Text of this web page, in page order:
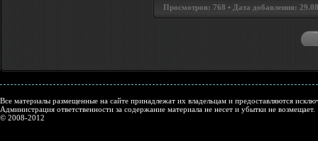
Просмотров: 768 • Дата добавления:
Все материалы размещенные на сайте принадлежат их владельцам и предоставляются
Администрация ответственности за содержание материала не несет и убытки не возмещает.
© 2008-2012